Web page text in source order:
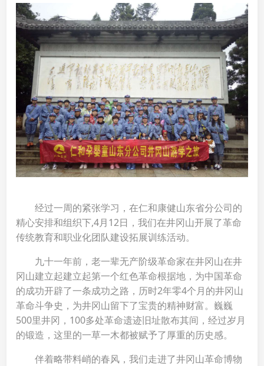
经过一周的紧张学习，在仁和康健山东省分公司的
精心安排和组织下,4月12日，我们在井冈山开展了革命
传统教育和职业化团队建设拓展训练活动。
九十一年前，老一辈无产阶级革命家在井冈山在井
冈山建立起建立起第一个红色革命根据地，为中国革命
的成功开辟了一条成功之路，历时2年零4个月的井冈山
革命斗争史，为井冈山留下了宝贵的精神财富。巍巍
500里井冈，100多处革命遗迹旧址散布其间，经过岁月
的锻造，这里的一草一木都被赋予了厚重的历史感。
伴着略带料峭的春风，我们走进了井冈山革命博物